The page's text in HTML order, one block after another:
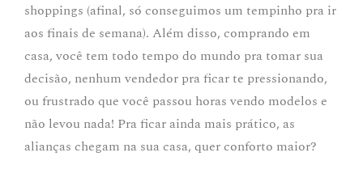
shoppings (afinal, só conseguimos um tempinho pra ir
aos finais de semana). Além disso, comprando em
casa, você tem todo tempo do mundo pra tomar sua
decisão, nenhum vendedor pra ficar te pressionando,
ou frustrado que você passou horas vendo modelos e
não levou nada! Pra ficar ainda mais prático, as
alianças chegam na sua casa, quer conforto maior?